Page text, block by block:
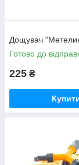
Дощувач
Готово до
225 ₴